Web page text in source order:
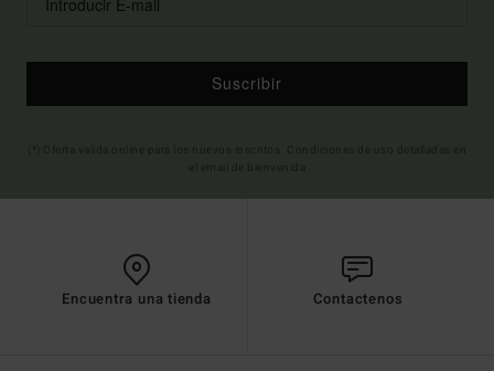
Suscribir
Encuentra una tienda Contactenos